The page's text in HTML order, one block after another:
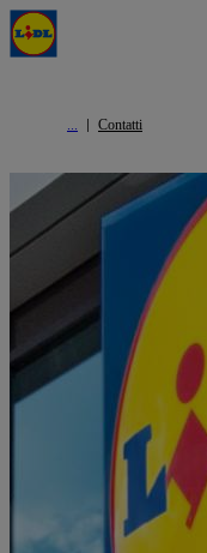
Contatti